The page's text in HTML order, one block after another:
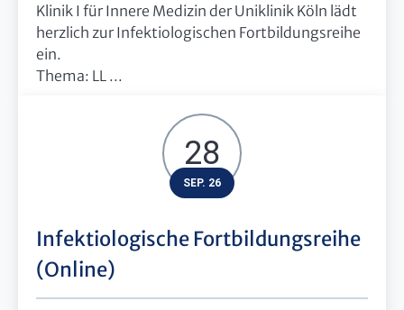
Klinik I für Innere Medizin der Uniklinik Köln lädt
herzlich zur Infektiologischen Fortbildungsreihe
ein.
Thema: LL ...
28
SEP. 26
Infektiologische Fortbildungsreihe
(Online)